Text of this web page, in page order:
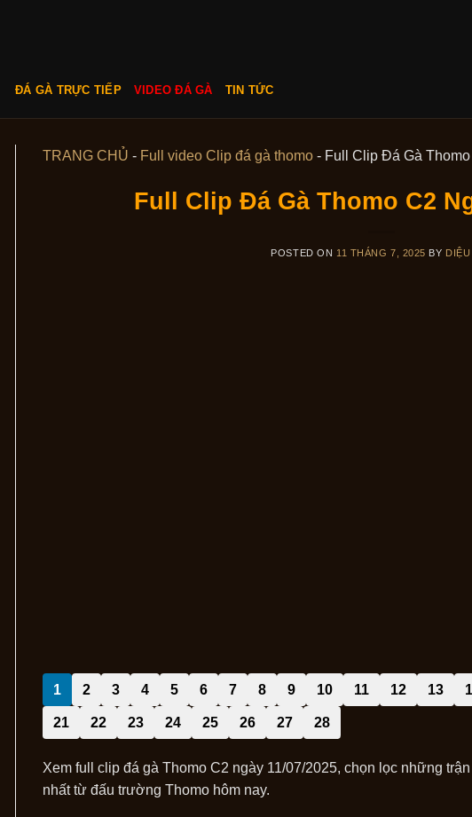
ĐÁ GÀ TRỰC TIẾP VIDEO ĐÁ GÀ TIN TỨC
TRANG CHỦ - Full video Clip đá gà thomo - Full Clip Đá Gà
Full Clip Đá Gà Thomo C2
POSTED ON 11 THÁNG 7, 2025 BY
1 2 3 4 5 6 7 8 9 10 11 12 13
21 22 23 24 25 26 27 28
Xem full clip đá gà Thomo C2 ngày 11/07/2025, chọn lọc những
nhất từ đấu trường Thomo hôm nay.